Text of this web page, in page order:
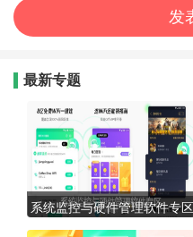
最新专题
系统监控与硬件管理软件专区